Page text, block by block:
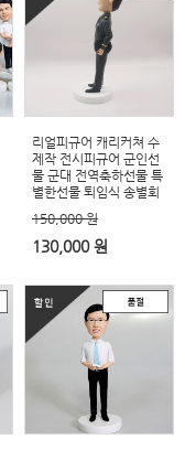
리얼피규어 캐리커쳐 수
제작 전시피규어 군인선
물 군대 전역축하선물 특
별한선물 퇴임식 송별회
150,000 원
130,000 원